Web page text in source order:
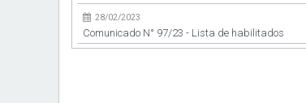
28/02/2023
Comunicado N° 97/23 - Lista de habilitados